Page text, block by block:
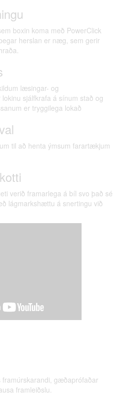
boxin koma með PowerClick
herslan er næg, sem gerir
læsingar- og
sjálfkrafa á sínum stað og
er tryggilega lokað
til að henta ýmsum farartækjum
verið framarlega á bíl svo það sé
lágmarkshættu á snertingu við
gæðaprófaðar
framleiðslu.